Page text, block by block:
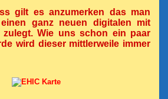
gilt es anzumerken das man
ganz neuen digitalen mit
zulegt. Wie uns schon ein paar
wird dieser mittlerweile immer